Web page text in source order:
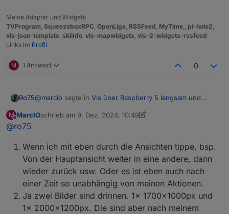
Meine Adapter und Widgets
TVProgram SqueezeboxRPC OpenLiga RSSFeed MyTime pi-hole2
vis-json-template skiinfo vis-mapwidgets vis-2-widgets-rssfeed
Links im Profil
M 1 Antwort 0
Ro75@marcio sagte in Vis über Raspberry 5 langsam und
Minuten lang
Was meinst du mit "nach dem 3. Klick"?
M
Offline
MarcIOschrieb am 9. Dez. 2024, 10:49
zuletzt editiert von MarcIO12. Sept. 2024, 12:12
@ro75
Wenn ich mit eben durch die Ansichten tippe, bsp.
Von der Hauptansicht weiter in eine andere, dann
wieder zurück usw. Oder es ist eben auch nach
einer Zeit so unabhängig von meinen Aktionen.
Ja zwei Bilder sind drinnen. 1x 1700x1000px und
1x 2000x1200px. Die sind aber nach meinem